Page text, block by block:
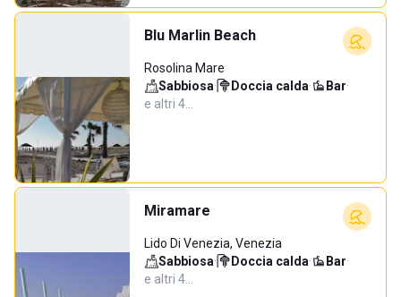
Blu Marlin Beach
Rosolina Mare
Sabbiosa· Doccia calda· Bar·
e altri 4…
Miramare
Lido Di Venezia, Venezia
Sabbiosa· Doccia calda· Bar·
e altri 4…